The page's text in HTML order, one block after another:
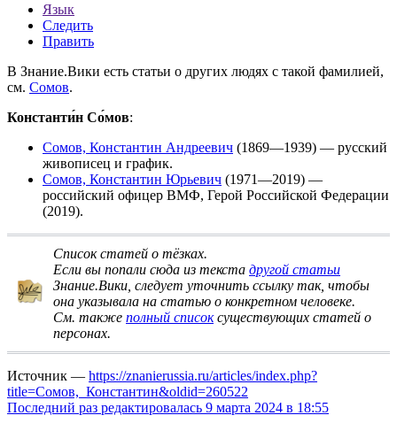
Язык
Следить
Править
В Знание.Вики есть статьи о других людях с такой фамилией,
см. Сомов.
Константи́н Со́мов:
Сомов, Константин Андреевич (1869—1939) — русский
живописец и график.
Сомов, Константин Юрьевич (1971—2019) —
российский офицер ВМФ, Герой Российской Федерации
(2019).
Список статей о тёзках.
Если вы попали сюда из текста другой статьи
Знание.Вики, следует уточнить ссылку так, чтобы
она указывала на статью о конкретном человеке.
См. также полный списоксуществующих статей о
персонах.
Источник — https://znanierussia.ru/articles/index.php?
title=Сомов,_Константин&oldid=260522
Последний раз редактировалась 9 марта 2024 в 18:55